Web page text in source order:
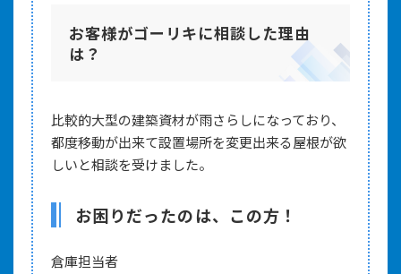
お客様がゴーリキに相談した理由
は？
比較的大型の建築資材が雨さらしになっており、
都度移動が出来て設置場所を変更出来る屋根が欲
しいと相談を受けました。
お困りだったのは、この方！
倉庫担当者